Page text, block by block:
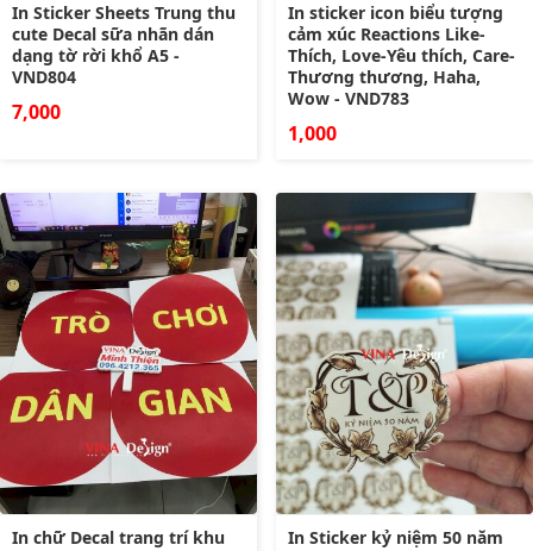
In Sticker Sheets Trung thu
cute Decal sữa nhãn dán
dạng tờ rời khổ A5 -
VND804
7,000
In sticker icon biểu tượng
cảm xúc Reactions Like-
Thích, Love-Yêu thích, Care-
Thương thương, Haha,
Wow - VND783
1,000
In chữ Decal trang trí khu
In Sticker kỷ niệm 50 năm